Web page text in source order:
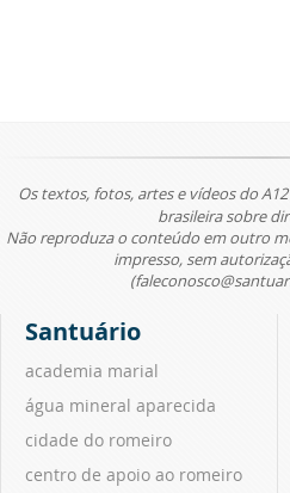
Os textos, fotos, artes e vídeos do
brasileira sobre
Não reproduza o conteúdo em outro
impresso, sem
Santuário
academia marial
água mineral aparecida
cidade do romeiro
centro de apoio ao romeiro